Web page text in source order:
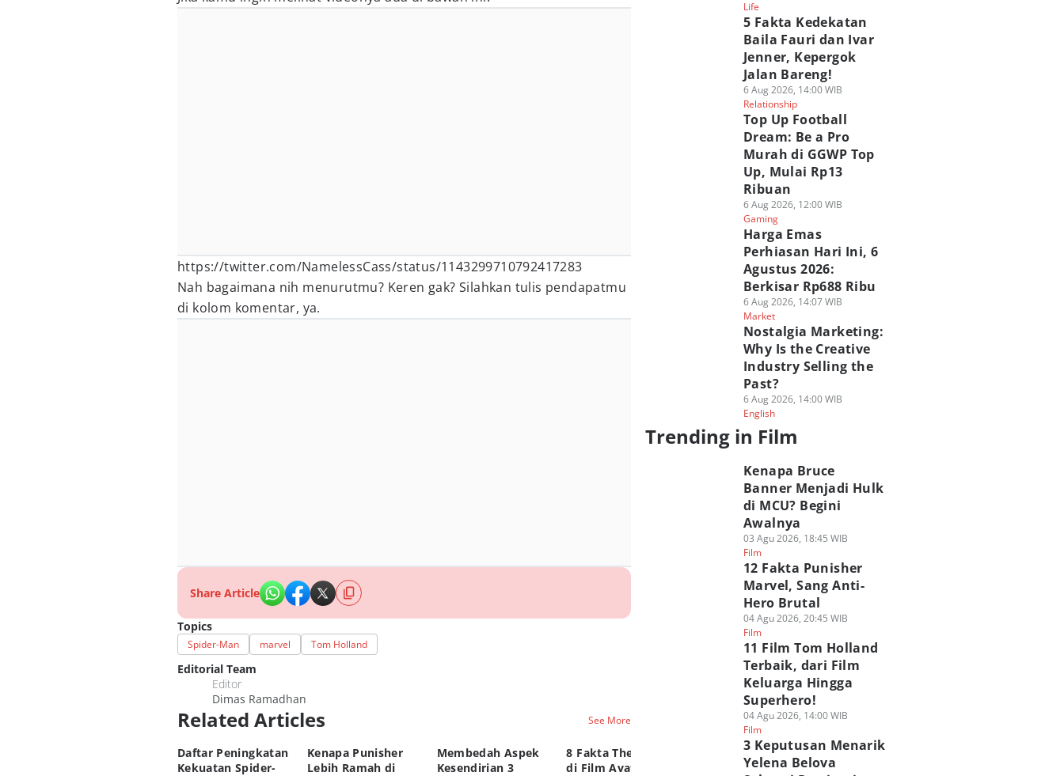
https://twitter.com/NamelessCass/status/1143299710792417283
Nah bagaimana nih menurutmu? Keren gak? Silahkan tulis pendapatmu
di kolom komentar, ya.
Share Article
Topics
Spider-Man marvel Tom Holland
Editorial Team
Editor
Dimas Ramadhan
Related Articles See More
Daftar Peningkatan
Kekuatan Spider-
Kenapa Punisher
Lebih Ramah di
Membedah Aspek
Kesendirian 3
8 Fakta The Denied
di Film Avatar Aang,
Perbedaan Menarik
Cara Daredevil dan
5 Antagonis Film
Marvel yang
Life
5 Fakta Kedekatan
Baila Fauri dan Ivar
Jenner, Kepergok
Jalan Bareng!
6 Aug 2026, 14:00 WIB
Relationship
Top Up Football
Dream: Be a Pro
Murah di GGWP Top
Up, Mulai Rp13
Ribuan
6 Aug 2026, 12:00 WIB
Gaming
Harga Emas
Perhiasan Hari Ini, 6
Agustus 2026:
Berkisar Rp688 Ribu
6 Aug 2026, 14:07 WIB
Market
Nostalgia Marketing:
Why Is the Creative
Industry Selling the
Past?
6 Aug 2026, 14:00 WIB
English
Trending in Film
Kenapa Bruce
Banner Menjadi Hulk
di MCU? Begini
Awalnya
03 Agu 2026, 18:45 WIB
Film
12 Fakta Punisher
Marvel, Sang Anti-
Hero Brutal
04 Agu 2026, 20:45 WIB
Film
11 Film Tom Holland
Terbaik, dari Film
Keluarga Hingga
Superhero!
04 Agu 2026, 14:00 WIB
Film
3 Keputusan Menarik
Yelena Belova